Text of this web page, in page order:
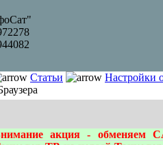
Статьи
Настройки
акция - обменяем